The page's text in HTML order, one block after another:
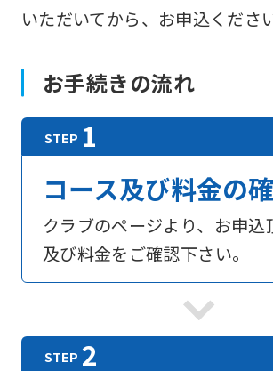
いただいてから、お申込くださ
お手続きの流れ
コース及び料金の
クラブのページより、お申込
及び料金をご確認下さい。